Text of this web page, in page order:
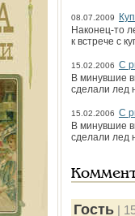
08.07.2009
Наконец-то
к встрече с
15.02.2006 С
В минувшие
сделали лед
15.02.2006 С
В минувшие
сделали лед
Гость |